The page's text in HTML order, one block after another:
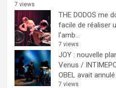
7 views
THE DODOS me
facile de réaliser
l'amb...
7 views
JOY : nouvelle
Venus /
OBEL avait
7 views